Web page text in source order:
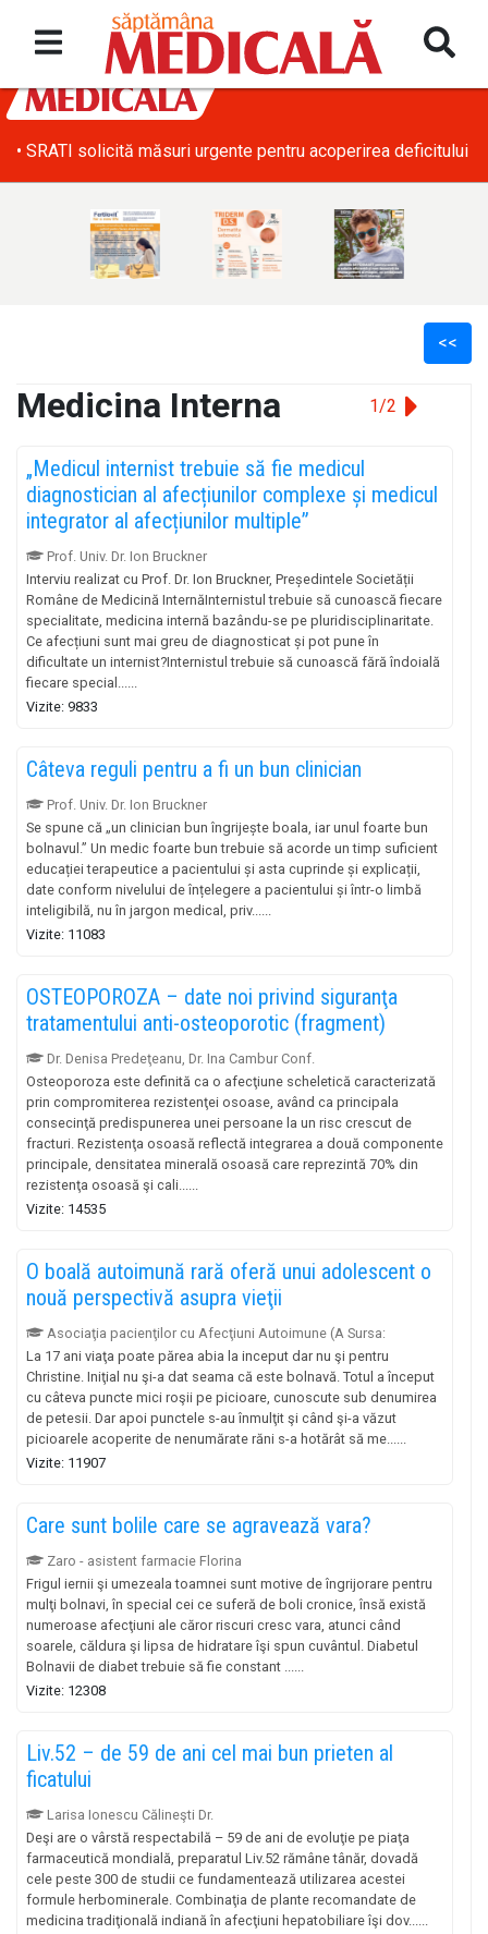
• SRATI solicită măsuri urgente pentru acoperirea deficitului
<<
Medicina Interna 1/2
„Medicul internist trebuie să fie medicul
diagnostician al afecțiunilor complexe și medicul
integrator al afecțiunilor multiple”
Prof. Univ. Dr. Ion Bruckner
Interviu realizat cu Prof. Dr. Ion Bruckner, Președintele Societății
Române de Medicină InternăInternistul trebuie să cunoască fiecare
specialitate, medicina internă bazându-se pe pluridisciplinaritate.
Ce afecțiuni sunt mai greu de diagnosticat și pot pune în
dificultate un internist?Internistul trebuie să cunoască fără îndoială
fiecare special......
Vizite: 9833
Câteva reguli pentru a fi un bun clinician
Prof. Univ. Dr. Ion Bruckner
Se spune că „un clinician bun îngrijește boala, iar unul foarte bun
bolnavul.” Un medic foarte bun trebuie să acorde un timp suficient
educației terapeutice a pacientului și asta cuprinde și explicații,
date conform nivelului de înțelegere a pacientului și într-o limbă
inteligibilă, nu în jargon medical, priv......
Vizite: 11083
OSTEOPOROZA – date noi privind siguranţa
tratamentului anti-osteoporotic (fragment)
Dr. Denisa Predeţeanu, Dr. Ina Cambur Conf.
Osteoporoza este definită ca o afecţiune scheletică caracterizată
prin compromiterea rezistenţei osoase, având ca principala
consecinţă predispunerea unei persoane la un risc crescut de
fracturi. Rezistenţa osoasă reflectă integrarea a două componente
principale, densitatea minerală osoasă care reprezintă 70% din
rezistenţa osoasă şi cali......
Vizite: 14535
O boală autoimună rară oferă unui adolescent o
nouă perspectivă asupra vieţii
Asociaţia pacienţilor cu Afecţiuni Autoimune (A Sursa:
La 17 ani viaţa poate părea abia la inceput dar nu şi pentru
Christine. Iniţial nu şi-a dat seama că este bolnavă. Totul a început
cu câteva puncte mici roşii pe picioare, cunoscute sub denumirea
de petesii. Dar apoi punctele s-au înmulţit şi când şi-a văzut
picioarele acoperite de nenumărate răni s-a hotărât să me......
Vizite: 11907
Care sunt bolile care se agravează vara?
Zaro - asistent farmacie Florina
Frigul iernii şi umezeala toamnei sunt motive de îngrijorare pentru
mulţi bolnavi, în special cei ce suferă de boli cronice, însă există
numeroase afecţiuni ale căror riscuri cresc vara, atunci când
soarele, căldura şi lipsa de hidratare îşi spun cuvântul. Diabetul
Bolnavii de diabet trebuie să fie constant ......
Vizite: 12308
Liv.52 – de 59 de ani cel mai bun prieten al
ficatului
Larisa Ionescu Călineşti Dr.
Deşi are o vârstă respectabilă – 59 de ani de evoluţie pe piaţa
farmaceutică mondială, preparatul Liv.52 rămâne tânăr, dovadă
cele peste 300 de studii ce fundamentează utilizarea acestei
formule herbominerale. Combinaţia de plante recomandate de
medicina tradiţională indiană în afecţiuni hepatobiliare îşi dov......